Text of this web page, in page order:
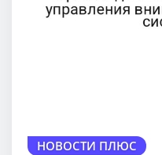
НОВОСТИ ПЛЮС